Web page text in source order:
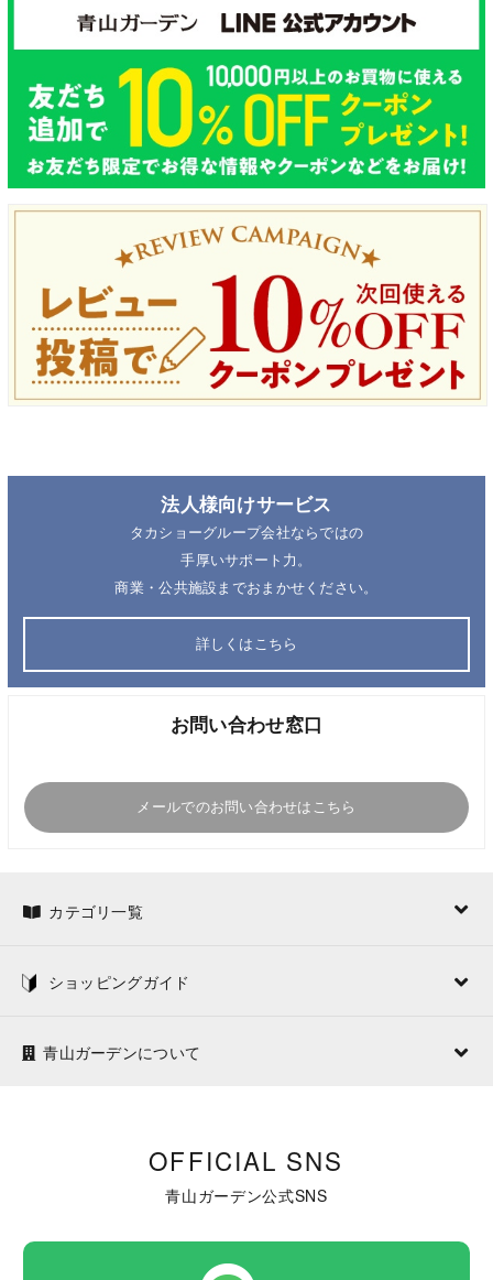
法人様向けサービス
タカショーグループ会社ならではの
手厚いサポート力。
商業・公共施設までおまかせください。
詳しくはこちら
お問い合わせ窓口
メールでのお問い合わせはこちら
カテゴリ一覧
ショッピングガイド
青山ガーデンについて
OFFICIAL SNS
青山ガーデン公式SNS